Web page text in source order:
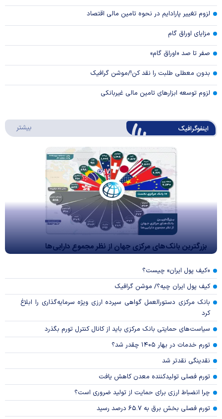
لزوم تغییر پارادایم در نحوه تامین مالی اقتصاد
مزایای اوراق گام
صفر تا صد «اوراق گام»
بدون معطلی طلبت را نقد کن!/موشن گرافیک
لزوم توسعه ابزارهای تامین مالی غیربانکی
اینفوگرافیک بیشتر
بزرگترین بانک‌های مرکزی جهان از نظر مجموع دارایی‌ها
«کیف پول ایران» چیست؟
کیف پول ایران چیه؟/ موشن گرافیک
بانک مرکزی دستورالعمل گواهی سپرده ارزی ویژه سرمایه‌گذاری را ابلاغ
کرد
سیاست‌های حمایتی بانک مرکزی باید از کانال کنترل تورم بگذرد
تورم خدمات در بهار ۱۴۰۵ چقدر شد؟
نقدینگی نقدتر شد
تورم فصلی تولیدکننده معدن کاهش یافت
چرا انضباط ارزی برای حمایت از تولید ضروری است؟
تورم فصلی بخش برق به ۶۵.۷ درصد رسید